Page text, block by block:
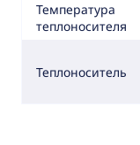
Температура
теплоносителя
Теплоноситель